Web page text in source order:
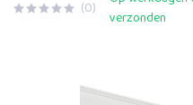
(0)
verzonden